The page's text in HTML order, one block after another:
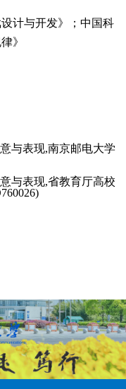
计与开发》；中国科
》
与表现,南京邮电大学
与表现,省教育厅高校